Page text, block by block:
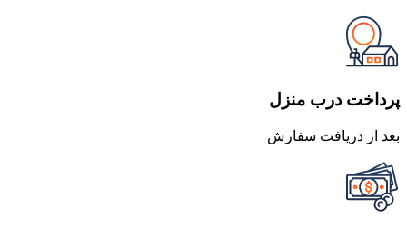
پرداخت درب منزل
بعد از دریافت سفارش